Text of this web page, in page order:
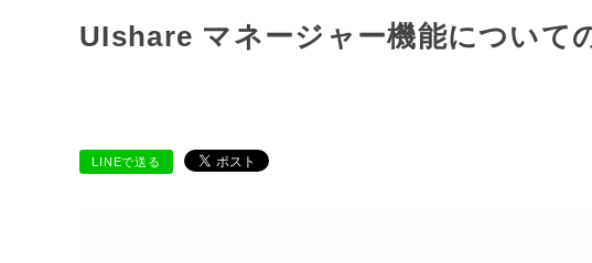
UIshare マネージャー機能について
LINEで送る